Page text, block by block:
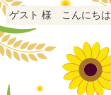
ゲスト 様 こんにちは